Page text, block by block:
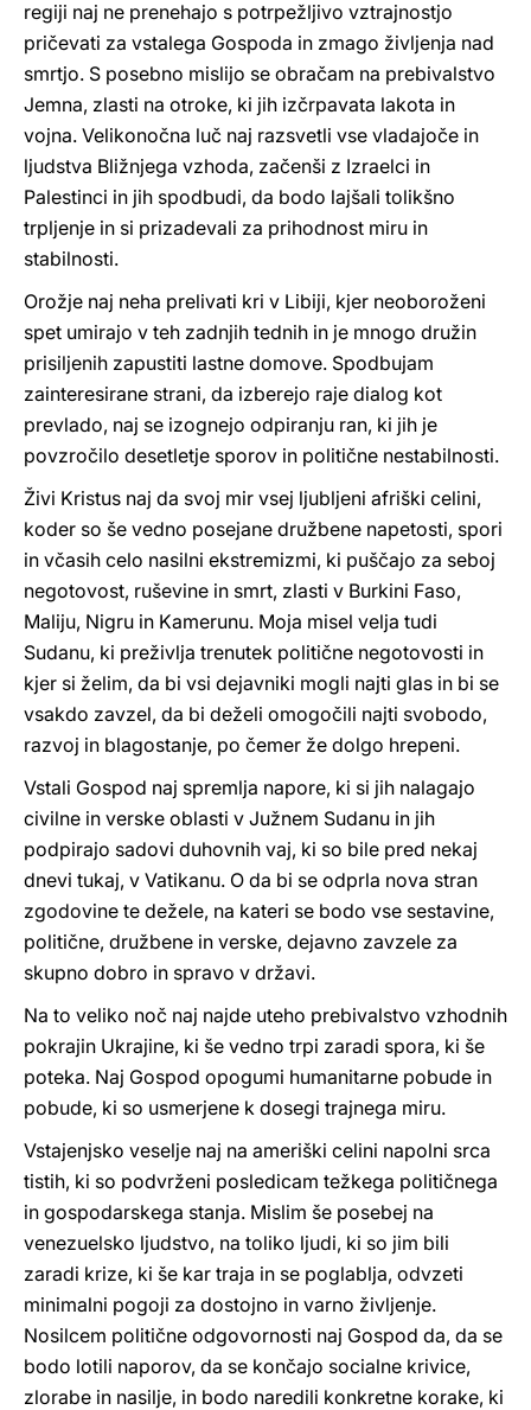
regiji naj ne prenehajo s potrpežljivo vztrajnostjo
pričevati za vstalega Gospoda in zmago življenja nad
smrtjo. S posebno mislijo se obračam na prebivalstvo
Jemna, zlasti na otroke, ki jih izčrpavata lakota in
vojna. Velikonočna luč naj razsvetli vse vladajoče in
ljudstva Bližnjega vzhoda, začenši z Izraelci in
Palestinci in jih spodbudi, da bodo lajšali tolikšno
trpljenje in si prizadevali za prihodnost miru in
stabilnosti.
Orožje naj neha prelivati kri v Libiji, kjer neoboroženi
spet umirajo v teh zadnjih tednih in je mnogo družin
prisiljenih zapustiti lastne domove. Spodbujam
zainteresirane strani, da izberejo raje dialog kot
prevlado, naj se izognejo odpiranju ran, ki jih je
povzročilo desetletje sporov in politične nestabilnosti.
Živi Kristus naj da svoj mir vsej ljubljeni afriški celini,
koder so še vedno posejane družbene napetosti, spori
in včasih celo nasilni ekstremizmi, ki puščajo za seboj
negotovost, ruševine in smrt, zlasti v Burkini Faso,
Maliju, Nigru in Kamerunu. Moja misel velja tudi
Sudanu, ki preživlja trenutek politične negotovosti in
kjer si želim, da bi vsi dejavniki mogli najti glas in bi se
vsakdo zavzel, da bi deželi omogočili najti svobodo,
razvoj in blagostanje, po čemer že dolgo hrepeni.
Vstali Gospod naj spremlja napore, ki si jih nalagajo
civilne in verske oblasti v Južnem Sudanu in jih
podpirajo sadovi duhovnih vaj, ki so bile pred nekaj
dnevi tukaj, v Vatikanu. O da bi se odprla nova stran
zgodovine te dežele, na kateri se bodo vse sestavine,
politične, družbene in verske, dejavno zavzele za
skupno dobro in spravo v državi.
Na to veliko noč naj najde uteho prebivalstvo vzhodnih
pokrajin Ukrajine, ki še vedno trpi zaradi spora, ki še
poteka. Naj Gospod opogumi humanitarne pobude in
pobude, ki so usmerjene k dosegi trajnega miru.
Vstajenjsko veselje naj na ameriški celini napolni srca
tistih, ki so podvrženi posledicam težkega političnega
in gospodarskega stanja. Mislim še posebej na
venezuelsko ljudstvo, na toliko ljudi, ki so jim bili
zaradi krize, ki še kar traja in se poglablja, odvzeti
minimalni pogoji za dostojno in varno življenje.
Nosilcem politične odgovornosti naj Gospod da, da se
bodo lotili naporov, da se končajo socialne krivice,
zlorabe in nasilje, in bodo naredili konkretne korake, ki